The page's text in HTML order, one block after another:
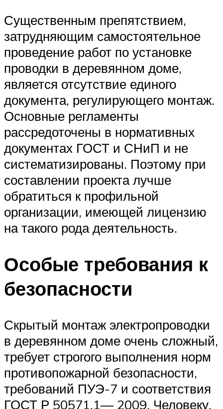
Существенным препятствием,
затрудняющим самостоятельное
проведение работ по установке
проводки в деревянном доме,
является отсутствие единого
документа, регулирующего монтаж.
Основные регламенты
рассредоточены в нормативных
документах ГОСТ и СНиП и не
систематизированы. Поэтому при
составлении проекта лучше
обратиться к профильной
организации, имеющей лицензию
на такого рода деятельность.
Особые требования к
безопасности
Скрытый монтаж электропроводки
в деревянном доме очень сложный,
требует строгого выполнения норм
противопожарной безопасности,
требований ПУЭ-7 и соответствия
ГОСТ Р 50571.1— 2009. Человеку,